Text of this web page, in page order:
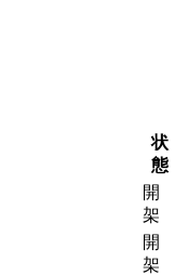
状
態
開
架
開
架